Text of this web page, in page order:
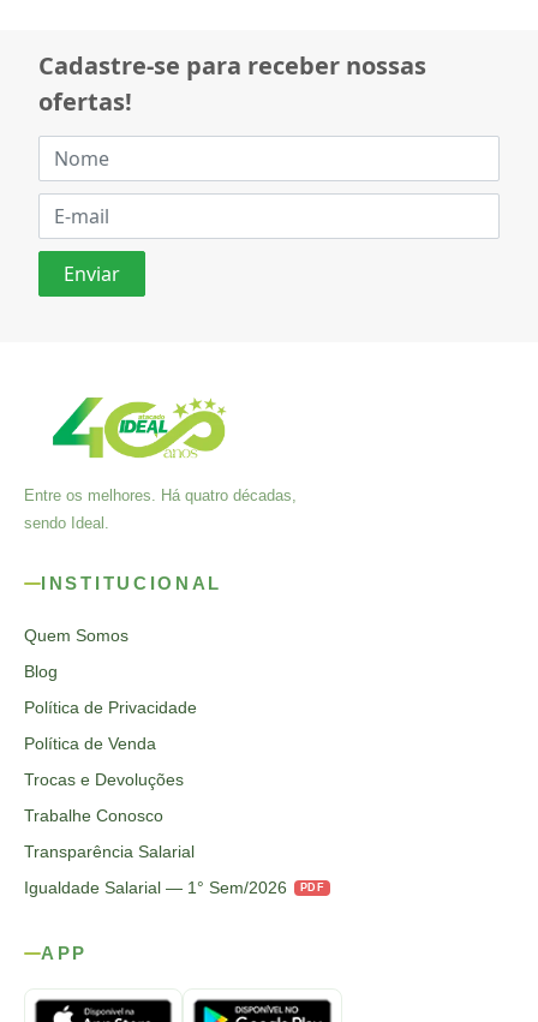
Cadastre-se para receber nossas
ofertas!
Entre os melhores. Há quatro décadas,
sendo Ideal.
INSTITUCIONAL
Quem Somos
Blog
Política de Privacidade
Política de Venda
Trocas e Devoluções
Trabalhe Conosco
Transparência Salarial
Igualdade Salarial — 1° Sem/2026
PDF
APP